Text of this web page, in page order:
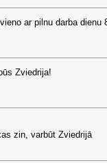
ar pilnu darba dienu
Zviedrija!
zin, varbūt Zviedrijā